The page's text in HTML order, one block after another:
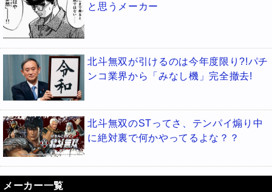
と思うメーカー
北斗無双が引けるのは今年度限り?!パチ
ンコ業界から「みなし機」完全撤去!
北斗無双のSTってさ、テンパイ煽り中
に絶対裏で何かやってるよな？？
メーカー一覧